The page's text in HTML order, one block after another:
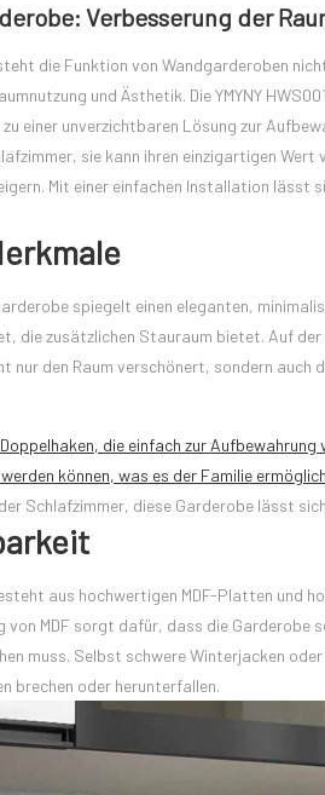
Verbesserung der
die Funktion von Wandgarderoben
und Ästhetik. Die YMYNY
einer unverzichtbaren Lösung zur
sie kann ihren einzigartigen
Mit einer einfachen Installation lässt
spiegelt einen eleganten,
die zusätzlichen Stauraum bietet. Auf
nur den Raum verschönert, sondern
die einfach zur Aufbewahrung
können, was es der Familie
Schlafzimmer, diese Garderobe lässt
aus hochwertigen MDF-Platten und
von MDF sorgt dafür, dass die
muss. Selbst schwere Winterjacken
brechen oder herunterfallen.